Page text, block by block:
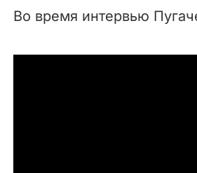
Во время интервью